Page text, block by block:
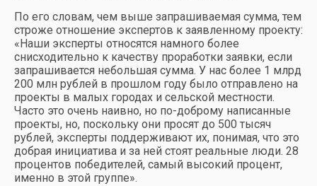
По его словам, чем выше запрашиваемая сумма, тем
строже отношение экспертов к заявленному проекту:
«Наши эксперты относятся намного более
снисходительно к качеству проработки заявки, если
запрашивается небольшая сумма. У нас более 1 млрд
200 млн рублей в прошлом году было отправлено на
проекты в малых городах и сельской местности.
Часто это очень наивно, но по-доброму написанные
проекты, но, поскольку они просят до 500 тысяч
рублей, эксперты поддерживают их, понимая, что это
добрая инициатива и за ней стоят реальные люди. 28
процентов победителей, самый высокий процент,
именно в этой группе».